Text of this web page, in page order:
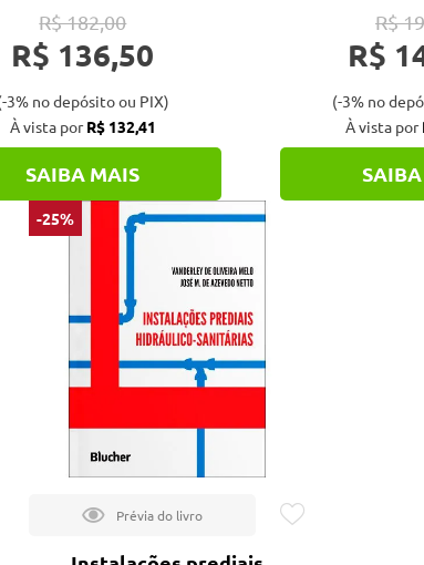
R$ 182,00
R$ 136,50
3% no depósito ou PIX)
À vista porR$ 132,41
SAIBA MAIS
R$
R$
(-3% no
À vista por
-25%